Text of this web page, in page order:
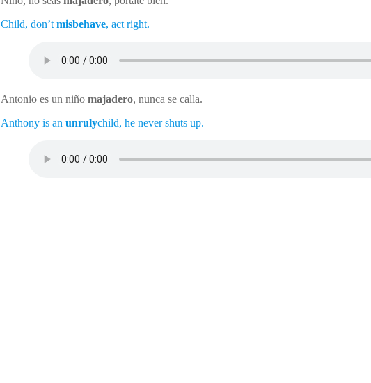
Child, don’t misbehave, act right.
Antonio es un niño majadero, nunca se calla.
Anthony is an unrulychild, he never shuts up.